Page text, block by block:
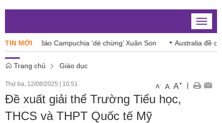
Toggle
TIN MỚIBáo Campuchia ‘dè chừng’ Xuân Son Australia đề cao
Trang chủ Giáo dục
Thứ ba, 12/08/2025 | 10:51 A- A A+ |
Đề xuất giải thể Trường Tiểu học,
THCS và THPT Quốc tế Mỹ